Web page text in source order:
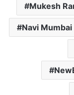
Mukesh
Navi Mumbai